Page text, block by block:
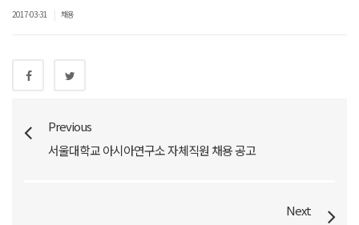
2017-03-31 채용
Previous
서울대학교 아시아연구소 자체직원 채용 공고
Next